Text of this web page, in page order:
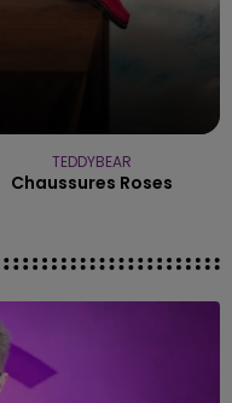
TEDDYBEAR
Chaussures Roses